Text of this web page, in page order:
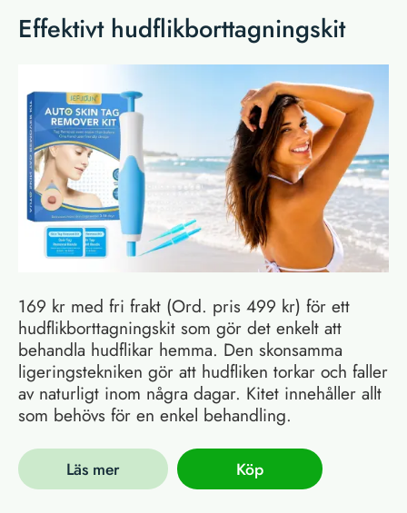
Effektivt hudflikborttagningskit
169 kr med fri frakt (Ord. pris 499 kr) för ett
hudflikborttagningskit som gör det enkelt att
behandla hudflikar hemma. Den skonsamma
ligeringstekniken gör att hudfliken torkar och faller
av naturligt inom några dagar. Kitet innehåller allt
som behövs för en enkel behandling.
Läs mer Köp